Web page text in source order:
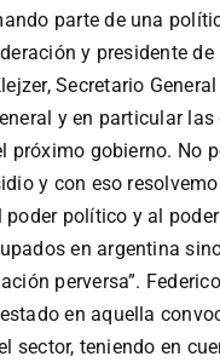
parte de una
y presidente
Secretario
y en particular
próximo gobierno. No
y con eso
poder político y al
en argentina
perversa”.
en aquella
sector, teniendo en